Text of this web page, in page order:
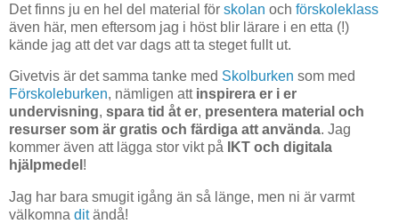
Det finns ju en hel del material för skolan och förskoleklass
även här, men eftersom jag i höst blir lärare i en etta (!)
kände jag att det var dags att ta steget fullt ut.
Givetvis är det samma tanke med Skolburken som med
Förskoleburken, nämligen att inspirera er i er
undervisning, spara tid åt er, presentera material och
resurser som är gratis och färdiga att använda. Jag
kommer även att lägga stor vikt på
IKT och digitala
hjälpmedel !
Jag har bara smugit igång än så länge, men ni är varmt
välkomna ditändå!